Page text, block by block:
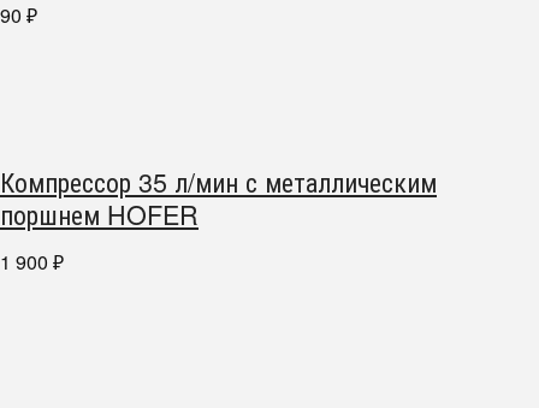
90 ₽
Компрессор 35 л/мин с металлическим
поршнем HOFER
1 900 ₽